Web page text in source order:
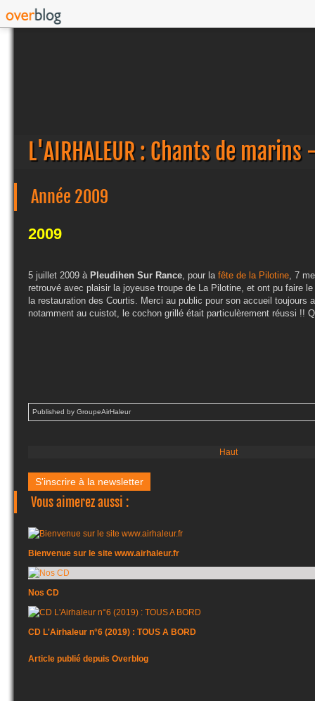
L'AIRHALEUR : Chants de
Année 2009
2009
5 juillet 2009 à Pleudihen Sur Rance, pour la fête de la Pilotine, 7
retrouvé avec plaisir la joyeuse troupe de La Pilotine, et ont pu faire
la restauration des Courtis. Merci au public pour son accueil toujours
notamment au cuistot, le cochon grillé était particulèrement réussi !!
Published by GroupeAirHaleur
Haut
S'inscrire à la newsletter
Vous aimerez aussi :
Bienvenue sur le site www.airhaleur.fr
Nos CD
CD L'Airhaleur n°6 (2019) : TOUS A BORD
Article publié depuis Overblog